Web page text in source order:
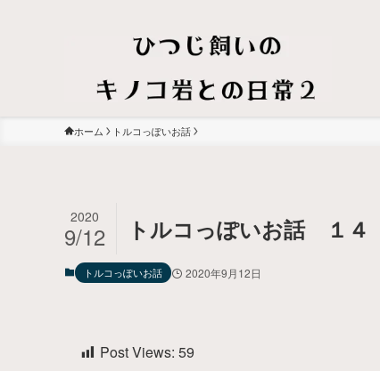
ホーム トルコっぽいお話
トルコっぽいお話 １４
2020
9/12
トルコっぽいお話 2020年9月12日
Post Views: 59